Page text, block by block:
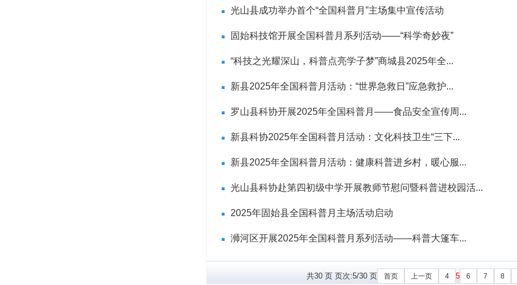
光山县成功举办首个“全国科普月”主场集中宣传活动
固始科技馆开展全国科普月系列活动——“科学奇妙夜”
“科技之光耀深山，科普点亮学子梦”商城县2025年全...
新县2025年全国科普月活动：“世界急救日”应急救护...
罗山县科协开展2025年全国科普月——食品安全宣传周...
新县科协2025年全国科普月活动：文化科技卫生“三下...
新县2025年全国科普月活动：健康科普进乡村，暖心服...
光山县科协赴第四初级中学开展教师节慰问暨科普进校园活...
2025年固始县全国科普月主场活动启动
浉河区开展2025年全国科普月系列活动——科普大篷车...
共30 页 页次:5/30 页 首页 上一页 4 5 6 7 8